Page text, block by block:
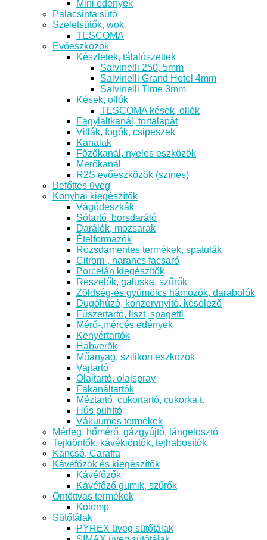
Mini edények
Palacsinta sütő
Szeletsütők, wok
TESCOMA
Evőeszközök
Készletek, tálalószettek
Salvinelli 250, 5mm
Salvinelli Grand Hotel 4mm
Salvinelli Time 3mm
Kések, ollók
TESCOMA kések, ollók
Fagylaltkanál, tortalapát
Villák, fogók, csipeszek
Kanalak
Főzőkanál, nyeles eszközök
Merőkanál
R2S evőeszközök (színes)
Befőttes üveg
Konyhai kiegészítők
Vágódeszkák
Sótartó, borsdaráló
Darálók, mozsarak
Ételformázók
Rozsdamentes termékek, spatulák
Citrom-, narancs facsaró
Porcelán kiegészítők
Reszelők, galuska, szűrők
Zöldség-és gyümölcs hámozók, darabolók
Dugóhúzó, konzervnyitó, késélező
Fűszertartó, liszt, spagetti
Mérő-,mércés edények
Kenyértartók
Habverők
Műanyag, szilikon eszközök
Vajtartó
Olajtartó, olajspray
Fakanáltartók
Méztartó, cukortartó, cukorka t.
Hús puhító
Vákuumos termékek
Mérleg, hőmérő, gázgyújtó, lángelosztó
Tejkiöntők, kávékiöntők, tejhabosítók
Kancsó, Caraffa
Kávéfőzők és kiegészítők
Kávéfőzők
Kávéfőző gumik, szűrők
Öntöttvas termékek
Kolomp
Sütőtálak
PYREX üveg sütőtálak